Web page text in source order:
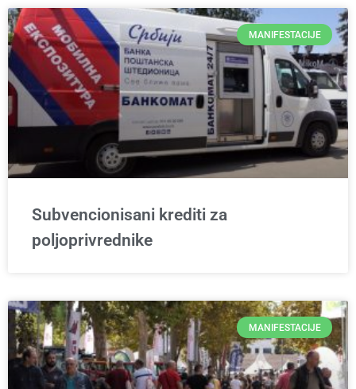
MANIFESTACIJE
Subvencionisani krediti za
poljoprivrednike
MANIFESTACIJE